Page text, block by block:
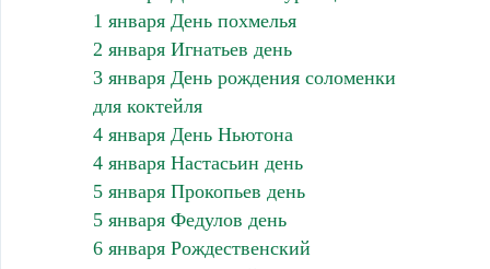
1 января День похмелья
2 января Игнатьев день
3 января День рождения соломенки
для коктейля
4 января День Ньютона
4 января Настасьин день
5 января Прокопьев день
5 января Федулов день
6 января Рождественский